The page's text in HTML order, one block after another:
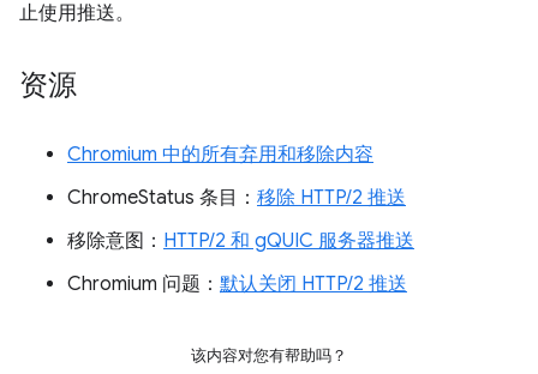
止使用推送。
资源
Chromium 中的所有弃用和移除内容
ChromeStatus 条目： 移除 HTTP/2 推送
移除意图： HTTP/2 和 gQUIC 服务器推送
Chromium 问题： 默认关闭 HTTP/2 推送
该内容对您有帮助吗？